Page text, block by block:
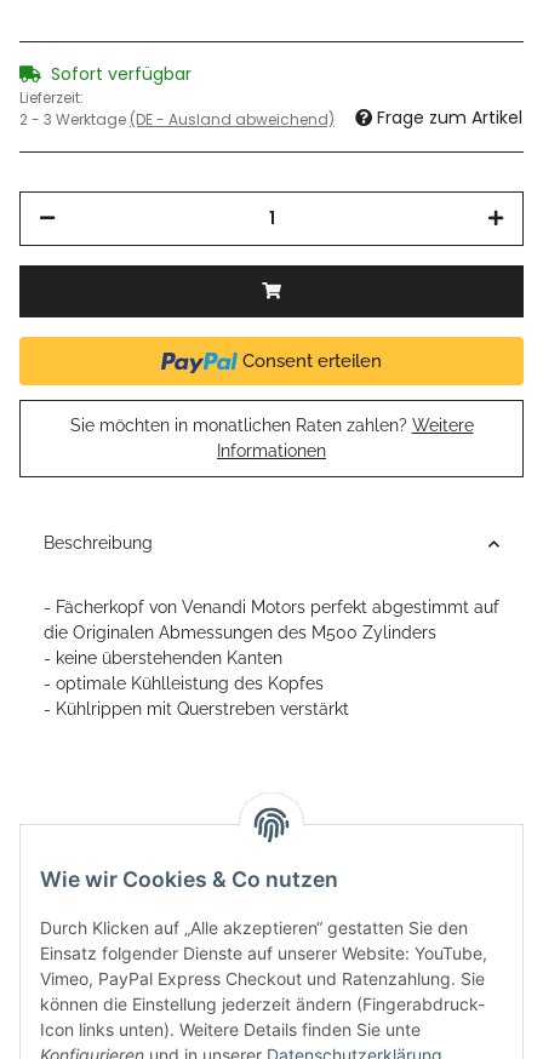
Sofort verfügbar
Lieferzeit:
2 - 3 Werktage (DE - Ausland abweichend) Frage zum Artikel
Consent erteilen
Sie möchten in monatlichen Raten zahlen? Weitere
Informationen
Beschreibung
- Fächerkopf von Venandi Motors perfekt abgestimmt auf
die Originalen Abmessungen des M500 Zylinders
- keine überstehenden Kanten
- optimale Kühlleistung des Kopfes
- Kühlrippen mit Querstreben verstärkt
Informationen
Wie wir Cookies & Co nutzen
Durch Klicken auf „Alle akzeptieren“ gestatten Sie den
Einsatz folgender Dienste auf unserer Website: YouTube,
Vimeo, PayPal Express Checkout und Ratenzahlung. Sie
können die Einstellung jederzeit ändern (Fingerabdruck-
Icon links unten). Weitere Details finden Sie unte